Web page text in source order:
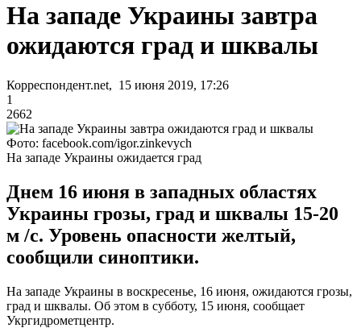
На западе Украины завтра
ожидаются град и шквалы
Корреспондент.net, 15 июня 2019, 17:26
1
2662
Фото: facebook.com/igor.zinkevych
На западе Украины ожидается град
Днем 16 июня в западных областях
Украины грозы, град и шквалы 15-20
м /с. Уровень опасности желтый,
сообщили синоптики.
На западе Украины в воскресенье, 16 июня, ожидаются грозы,
град и шквалы. Об этом в субботу, 15 июня, сообщает
Укргидрометцентр.